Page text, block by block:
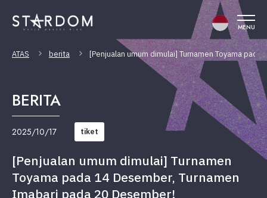
MENU
ATAS berita [Penjualan umum dimulai] Turnamen Toyama
BERITA
2025/10/17 tiket
[Penjualan umum dimulai] Turnamen
Toyama pada 14 Desember, Turnamen